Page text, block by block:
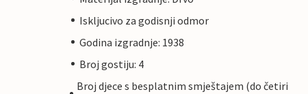
Iskljucivo za godisnji odmor
Godina izgradnje: 1938
Broj gostiju: 4
Broj djece s besplatnim smještajem (do četiri